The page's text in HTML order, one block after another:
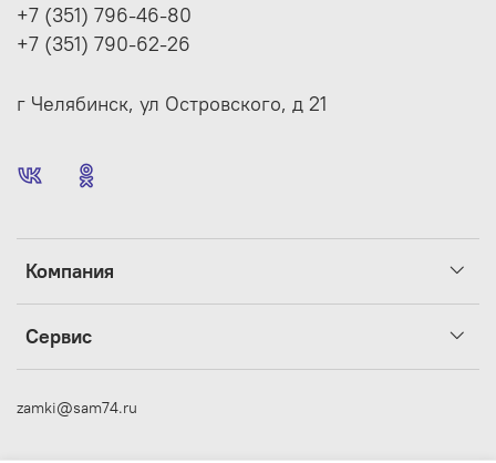
Компания
Сервис
+7 (351) 796-46-80
+7 (351) 790-62-26
г Челябинск, ул Островского, д 21
zamki@sam74.ru